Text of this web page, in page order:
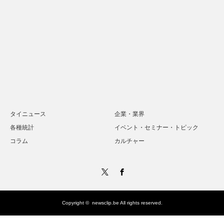
タイニュース
企業・業界
各種統計
イベント・セミナー・トピック
コラム
カルチャー
Copyright © newsclip.be All rights reserved.